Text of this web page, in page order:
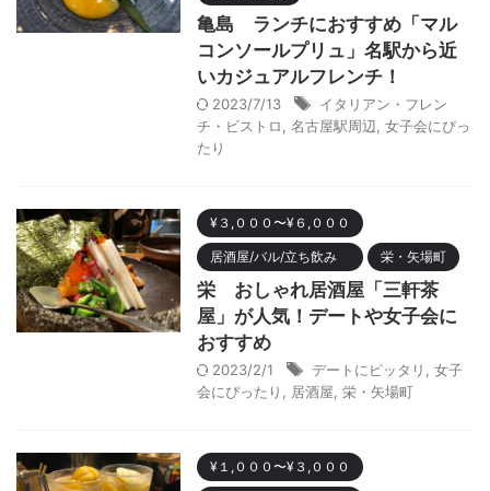
亀島 ランチにおすすめ「マル
コンソールプリュ」名駅から近
いカジュアルフレンチ！
2023/7/13
イタリアン・フレン
チ・ビストロ
名古屋駅周辺 女子会にぴっ
たり
¥３,０００〜¥６,０００
居酒屋/バル/立ち飲み 栄・矢場町
栄 おしゃれ居酒屋「三軒茶
屋」が人気！デートや女子会に
おすすめ
2023/2/1 デートにピッタリ
女子
会にぴったり
居酒屋 栄・矢場町
¥１,０００〜¥３,０００